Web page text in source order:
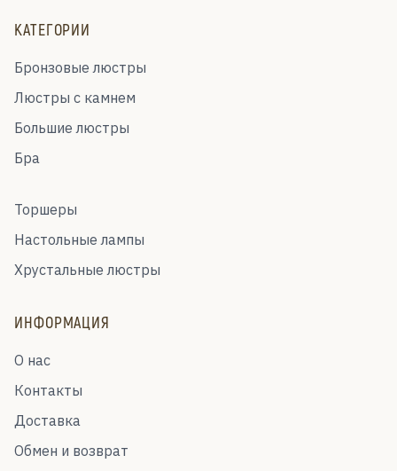
КАТЕГОРИИ
Бронзовые люстры
Люстры с камнем
Большие люстры
Бра
Торшеры
Настольные лампы
Хрустальные люстры
ИНФОРМАЦИЯ
О нас
Контакты
Доставка
Обмен и возврат